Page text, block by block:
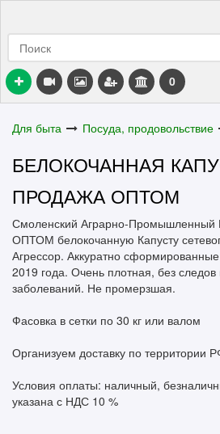
0
Для быта Посуда, продовольствие
БЕЛОКОЧАННАЯ
ПРОДАЖА ОПТОМ
Смоленский Аграрно-Промышленный
ОПТОМ белокочанную Капусту
Агрессор. Аккуратно
2019 года. Очень плотная, без следов
заболеваний. Не промерзшая.
Фасовка в сетки по 30 кг или валом
Организуем доставку по территории
Условия оплаты: наличный,
указана с НДС 10 %